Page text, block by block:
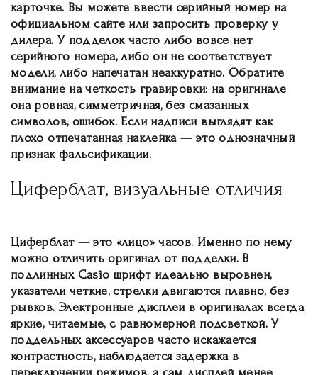
карточке. Вы можете ввести серийный номер на
официальном сайте или запросить проверку у
дилера. У подделок часто либо вовсе нет
серийного номера, либо он не соответствует
модели, либо напечатан неаккуратно. Обратите
внимание на четкость гравировки: на оригинале
она ровная, симметричная, без смазанных
символов, ошибок. Если надписи выглядят как
плохо отпечатанная наклейка — это однозначный
признак фальсификации.
Циферблат, визуальные отличия
Циферблат — это «лицо» часов. Именно по нему
можно отличить оригинал от подделки. В
подлинных Casio шрифт идеально выровнен,
указатели четкие, стрелки двигаются плавно, без
рывков. Электронные дисплеи в оригиналах всегда
яркие, читаемые, с равномерной подсветкой. У
поддельных аксессуаров часто искажается
контрастность, наблюдается задержка в